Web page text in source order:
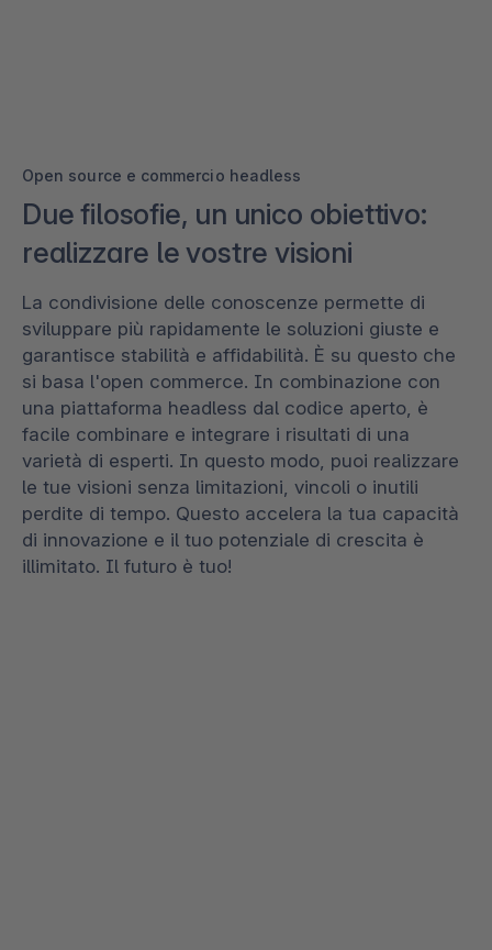
Open source e commercio headless
Due filosofie, un unico obiettivo:
realizzare le vostre visioni
La condivisione delle conoscenze permette di
sviluppare più rapidamente le soluzioni giuste e
garantisce stabilità e affidabilità. È su questo che
si basa l'open commerce. In combinazione con
una piattaforma headless dal codice aperto, è
facile combinare e integrare i risultati di una
varietà di esperti. In questo modo, puoi realizzare
le tue visioni senza limitazioni, vincoli o inutili
perdite di tempo. Questo accelera la tua capacità
di innovazione e il tuo potenziale di crescita è
illimitato. Il futuro è tuo!